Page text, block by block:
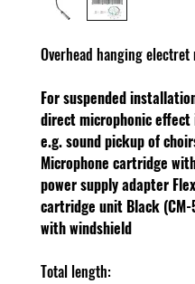
Overhead hanging electret
For suspended
direct microphonic
e.g. sound pickup of
Microphone cartridge
power supply adapter
cartridge unit Black
with windshield
Total length: